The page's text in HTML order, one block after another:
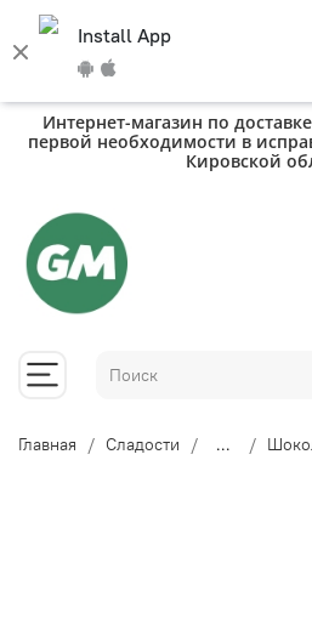
Install App
Интернет-магазин по
первой необходимости в
Кировской
Главная Сладости ...